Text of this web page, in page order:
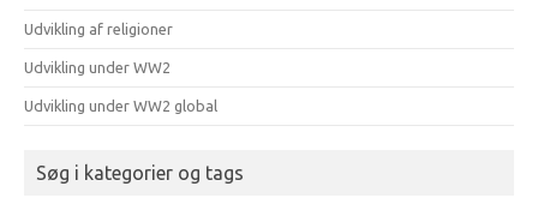
Udvikling af religioner
Udvikling under WW2
Udvikling under WW2 global
Søg i kategorier og tags